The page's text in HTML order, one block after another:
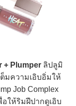
Plumper ลิปลูมิ
มความเอิบอิ่มให้
Job Complex
ให้ริมฝีปากดูเอิบ